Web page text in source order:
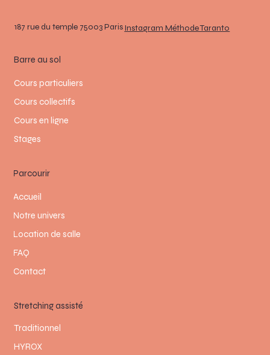
Parcourir
Accueil
Notre univers
Location de salle
FAQ
Barre au sol
Cours particuliers
Cours collectifs
Cours en ligne
Stretching assisté
Traditionnel